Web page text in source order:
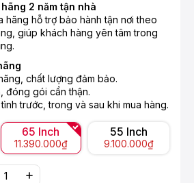
2 năm tận nhà
hãng hỗ trợ bảo hành tận nơi theo
giúp khách hàng yên tâm trong
chất lượng đảm bảo.
đóng gói cẩn thận.
trước, trong và sau khi mua hàng.
65 Inch
11.390.000₫
55 Inch
9.100.000₫